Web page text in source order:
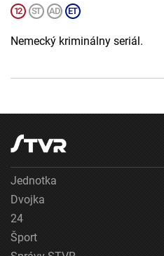
Nemecký kriminálny seriál.
Jednotka
Dvojka
24
Šport